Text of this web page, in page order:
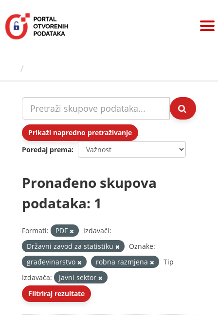
sadržaj
Prikaži napredno pretraživanje
Poredaj prema
Pronađeno skupova
podataka: 1
Formati: PDF
Izdavači:
Državni zavod za statistiku
Oznake:
građevinarstvo
robna razmjena
Tip
Izdavača:
Javni sektor
Filtriraj rezultate